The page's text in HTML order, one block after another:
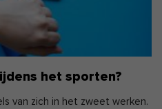
het sporten?
van zich in het zweet werken.